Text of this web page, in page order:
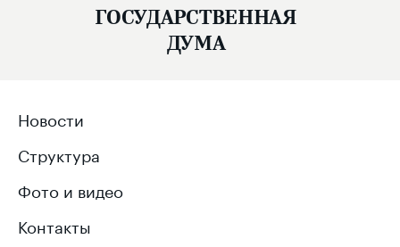
ГОСУДАРСТВЕННАЯ
ДУМА
Новости
Структура
Фото и видео
Контакты